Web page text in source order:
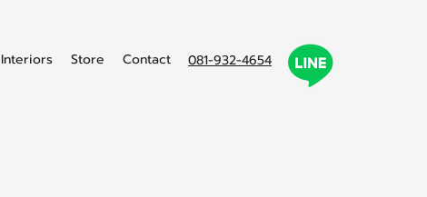
Interiors Store Contact 081-932-4654